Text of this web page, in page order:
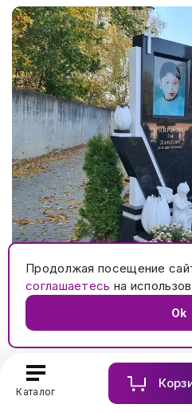
Каталог
Мемориальный комплекс
стела, керамика с двойной
акрила. № 702
Продолжая посещение
соглашаетесь на
Ok